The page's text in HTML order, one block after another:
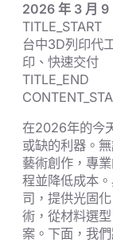
2026 年 3 月 9
TITLE_START
台中3D列印代
印、快速交付
TITLE_END
在2026年的今
或缺的利器。
藝術創作，專
程並降低成本
司，提供光固
術，從材料選
案。下面，我